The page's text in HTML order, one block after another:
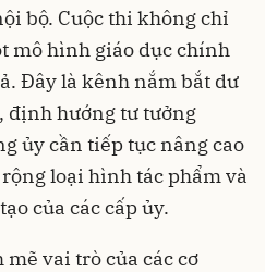
bộ. Cuộc thi không chỉ
mô hình giáo dục chính
Đây là kênh nắm bắt dư
định hướng tư tưởng
ủy cần tiếp tục nâng cao
loại hình tác phẩm và
của các cấp ủy.
vai trò của các cơ